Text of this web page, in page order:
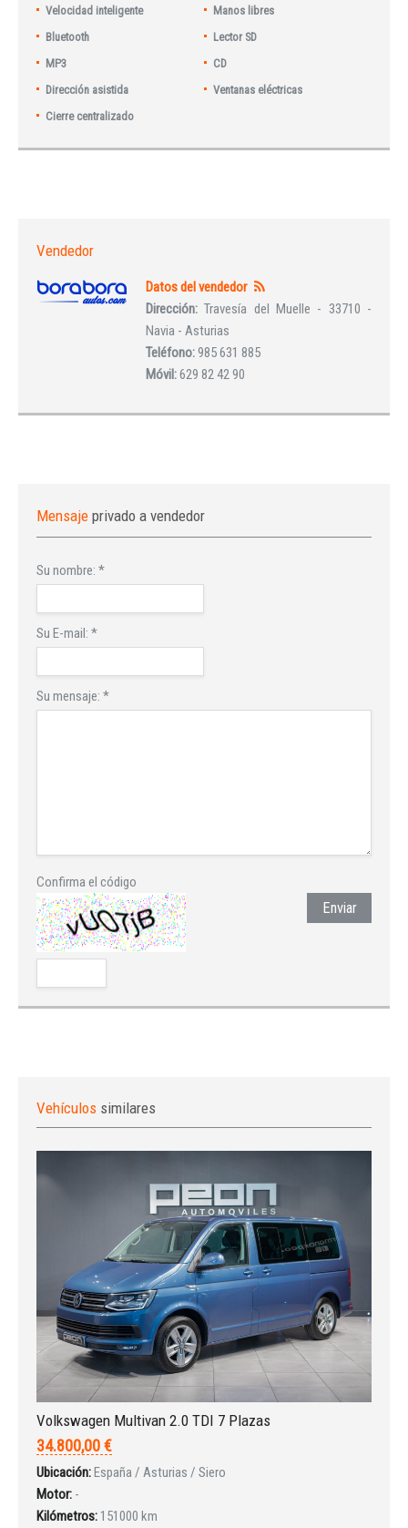
Iniciar sesión
Velocidad inteligente
Manos libres
Bluetooth
Lector SD
MP3
CD
Dirección asistida
Ventanas eléctricas
Cierre centralizado
Vendedor
Datos del vendedor
Dirección:Travesía del Muelle - 33710 -
Navia - Asturias
Teléfono:985 631 885
Móvil:629 82 42 90
Mensaje privado a vendedor
Su nombre: *
Su E-mail: *
Su mensaje: *
Confirma el código
Enviar
Vehículos similares
Volkswagen Multivan 2.0 TDI 7 Plazas
34.800,00 €
Ubicación:España / Asturias / Siero
Motor: -
Kilómetros: 151000 km